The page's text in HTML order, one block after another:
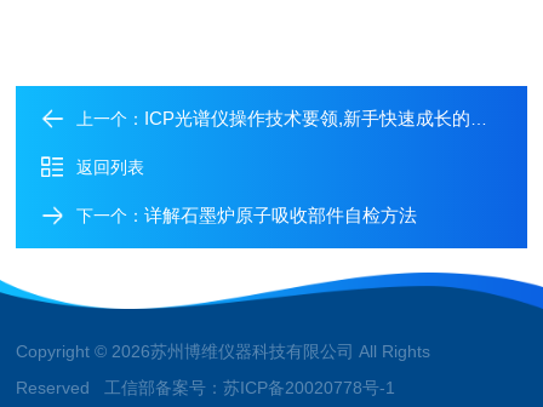
上一个： ICP光谱仪操作技术要领,新手快速成长的关键
返回列表
下一个：详解石墨炉原子吸收部件自检方法
Copyright © 2026苏州博维仪器科技有限公司 All Rights
Reserved 工信部备案号：苏ICP备20020778号-1